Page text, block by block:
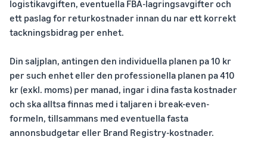
logistikavgiften, eventuella FBA-lagringsavgifter och
ett paslag for returkostnader innan du nar ett korrekt
tackningsbidrag per enhet.
Din saljplan, antingen den individuella planen pa 10 kr
per such enhet eller den professionella planen pa 410
kr (exkl. moms) per manad, ingar i dina fasta kostnader
och ska alltsa finnas med i taljaren i break-even-
formeln, tillsammans med eventuella fasta
annonsbudgetar eller Brand Registry-kostnader.